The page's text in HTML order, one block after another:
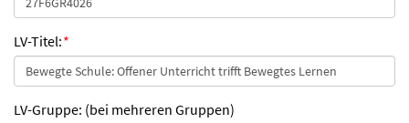
LV-Titel:*
LV-Gruppe: (bei mehreren Gruppen)